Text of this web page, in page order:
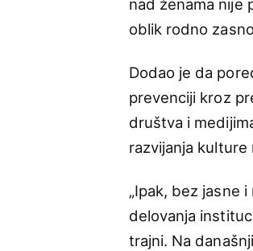
nad ženama nije
oblik rodno
Dodao je da
prevenciji kroz
društva i
razvijanja kulture
„Ipak, bez jasne
delovanja
trajni. Na